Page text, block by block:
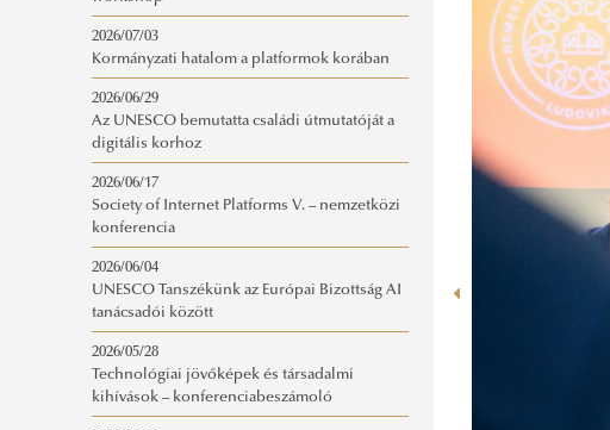
2026/07/03
Kormányzati hatalom a platformok korában
2026/06/29
Az UNESCO bemutatta családi útmutatóját a
digitális korhoz
2026/06/17
Society of Internet Platforms V. – nemzetközi
konferencia
2026/06/04
UNESCO Tanszékünk az Európai Bizottság AI
tanácsadói között
2026/05/28
Technológiai jövőképek és társadalmi
kihívások – konferenciabeszámoló